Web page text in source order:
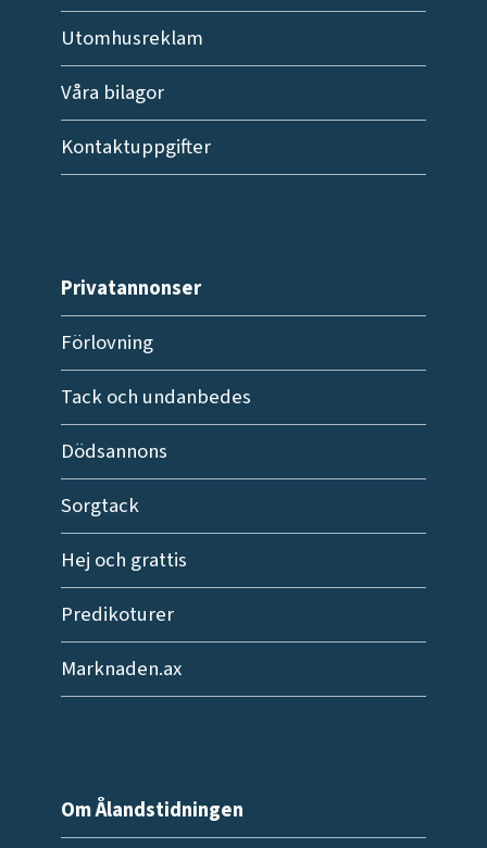
Utomhusreklam
Våra bilagor
Kontaktuppgifter
Privatannonser
Förlovning
Tack och undanbedes
Dödsannons
Sorgtack
Hej och grattis
Predikoturer
Marknaden.ax
Om Ålandstidningen